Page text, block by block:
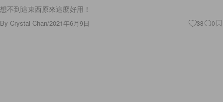
想不到這東西原來這麼好用！
By Crystal Chan/2021年6月9日 38 0